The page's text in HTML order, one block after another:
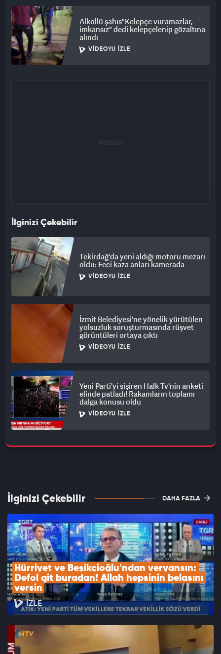
Alkollü şahıs"Kelepçe vuramazlar,
imkansız" dedi kelepçelenip gözaltına
alındı
VIDEOYU İZLE
İlginizi Çekebilir
Tekirdağ'da yeni aldığı motoru mezarı
oldu: Feci kaza anları kamerada
VIDEOYU İZLE
İzmit Belediyesi'ne yönelik yürütülen
yolsuzluk soruşturmasında rüşvet
görüntüleri ortaya çıktı
VIDEOYU İZLE
Yeni Parti'yi şişiren Halk Tv'nin anketi
elinde patladı! Rakamların toplamı
dalga konusu oldu
VIDEOYU İZLE
İlginizi Çekebilir DAHA FAZLA
Hürriyet ve Beşikçioğlu'ndan veryansın:
Defol git buradan! Allah hepsinin belasını
versin
İZLE